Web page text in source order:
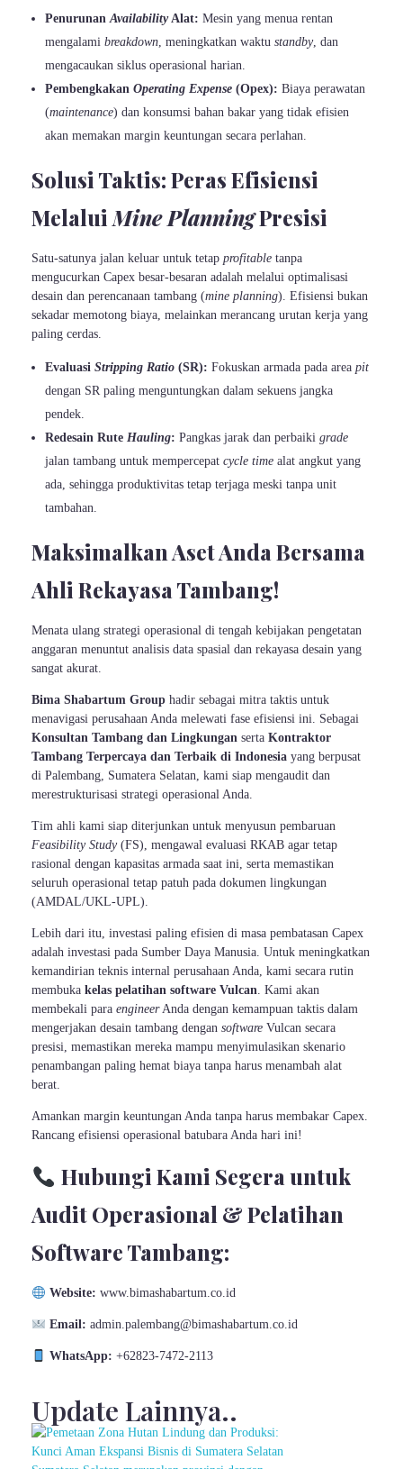
PenurunanAvailabilityAlat: Mesin yang menua rentan
mengalamibreakdown , meningkatkan waktustandby, dan
mengacaukan siklus operasional harian.
PembengkakanOperating Expense (Opex): Biaya perawatan
(maintenance) dan konsumsi bahan bakar yang tidak efisien
akan memakan margin keuntungan secara perlahan.
Solusi Taktis: Peras Efisiensi
Melalui Mine PlanningPresisi
Satu-satunya jalan keluar untuk tetap profitable tanpa
mengucurkan Capex besar-besaran adalah melalui optimalisasi
desain dan perencanaan tambang (mine planning). Efisiensi bukan
sekadar memotong biaya, melainkan merancang urutan kerja yang
paling cerdas.
EvaluasiStripping Ratio (SR): Fokuskan armada pada areapit
dengan SR paling menguntungkan dalam sekuens jangka
pendek.
Redesain Rute Hauling: Pangkas jarak dan perbaikigrade
jalan tambang untuk mempercepatcycle time alat angkut yang
ada, sehingga produktivitas tetap terjaga meski tanpa unit
tambahan.
Maksimalkan Aset Anda Bersama
Ahli Rekayasa Tambang!
Menata ulang strategi operasional di tengah kebijakan pengetatan
anggaran menuntut analisis data spasial dan rekayasa desain yang
sangat akurat.
Bima Shabartum Group hadir sebagai mitra taktis untuk
menavigasi perusahaan Anda melewati fase efisiensi ini. Sebagai
Konsultan Tambang dan Lingkungan serta Kontraktor
Tambang Terpercaya dan Terbaik di Indonesia yang berpusat
di Palembang, Sumatera Selatan, kami siap mengaudit dan
merestrukturisasi strategi operasional Anda.
Tim ahli kami siap diterjunkan untuk menyusun pembaruan
Feasibility Study(FS), mengawal evaluasi RKAB agar tetap
rasional dengan kapasitas armada saat ini, serta memastikan
seluruh operasional tetap patuh pada dokumen lingkungan
(AMDAL/UKL-UPL).
Lebih dari itu, investasi paling efisien di masa pembatasan Capex
adalah investasi pada Sumber Daya Manusia. Untuk meningkatkan
kemandirian teknis internal perusahaan Anda, kami secara rutin
membuka kelas pelatihan software Vulcan. Kami akan
membekali para engineerAnda dengan kemampuan taktis dalam
mengerjakan desain tambang dengan software Vulcan secara
presisi, memastikan mereka mampu menyimulasikan skenario
penambangan paling hemat biaya tanpa harus menambah alat
berat.
Amankan margin keuntungan Anda tanpa harus membakar Capex.
Rancang efisiensi operasional batubara Anda hari ini!
Hubungi Kami Segera untuk
Audit Operasional & Pelatihan
Software Tambang:
Website: www.bimashabartum.co.id
Email: admin.palembang@bimashabartum.co.id
WhatsApp: +62823-7472-2113
Update Lainnya..